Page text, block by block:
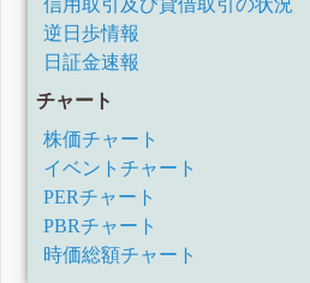
信用取引及び貸借取引の状況
逆日歩情報
日証金速報
チャート
株価チャート
イベントチャート
PERチャート
PBRチャート
時価総額チャート